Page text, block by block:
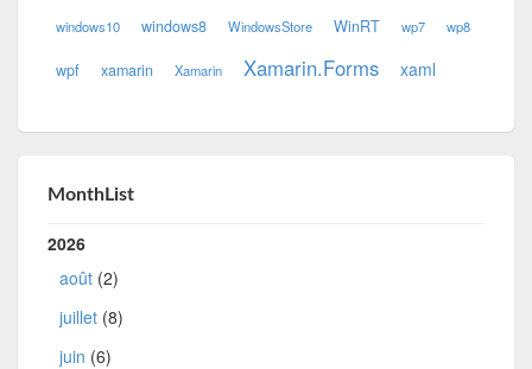
windows10 windows8 WindowsStore WinRT wp7 wp8
wpf xamarin Xamarin Xamarin.Forms xaml
MonthList
2026
août (2)
juillet (8)
juin (6)